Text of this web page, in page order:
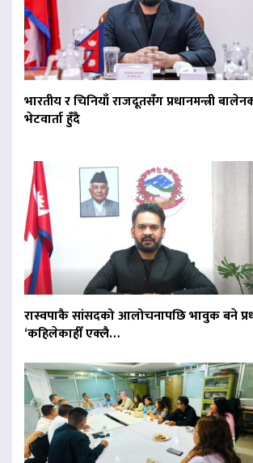
भारतीय र चिनियाँ राजदूतसँग प्रधानमन्त्री
भेटवार्ता हुँदै
रास्वपाकै सांसदको आलोचनापछि भावुक बने
‘कहिलेकाहीँ एक्लै…